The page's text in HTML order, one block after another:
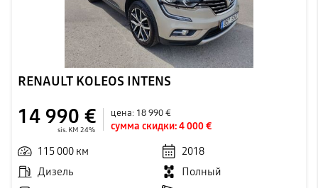
RENAULT KOLEOS INTENS
14 990 €
sis. KM 24%
цена: 18 990 €
сумма скидки:4 000 €
115 000 км
2018
Дизель
Полный